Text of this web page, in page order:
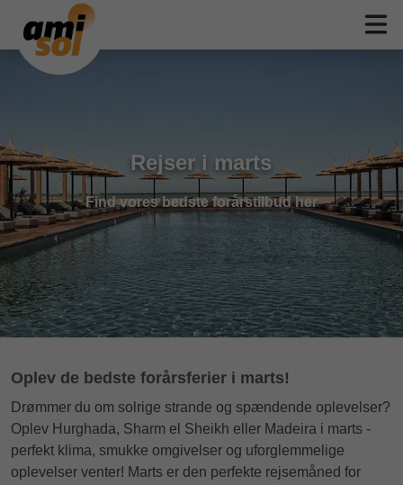
Rejser i marts
Find vores bedste forårstilbud her
Oplev de bedste forårsferier i marts!
Drømmer du om solrige strande og spændende oplevelser?
Oplev Hurghada, Sharm el Sheikh eller Madeira i marts -
perfekt klima, smukke omgivelser og uforglemmelige
oplevelser venter! Marts er den perfekte rejsemåned for